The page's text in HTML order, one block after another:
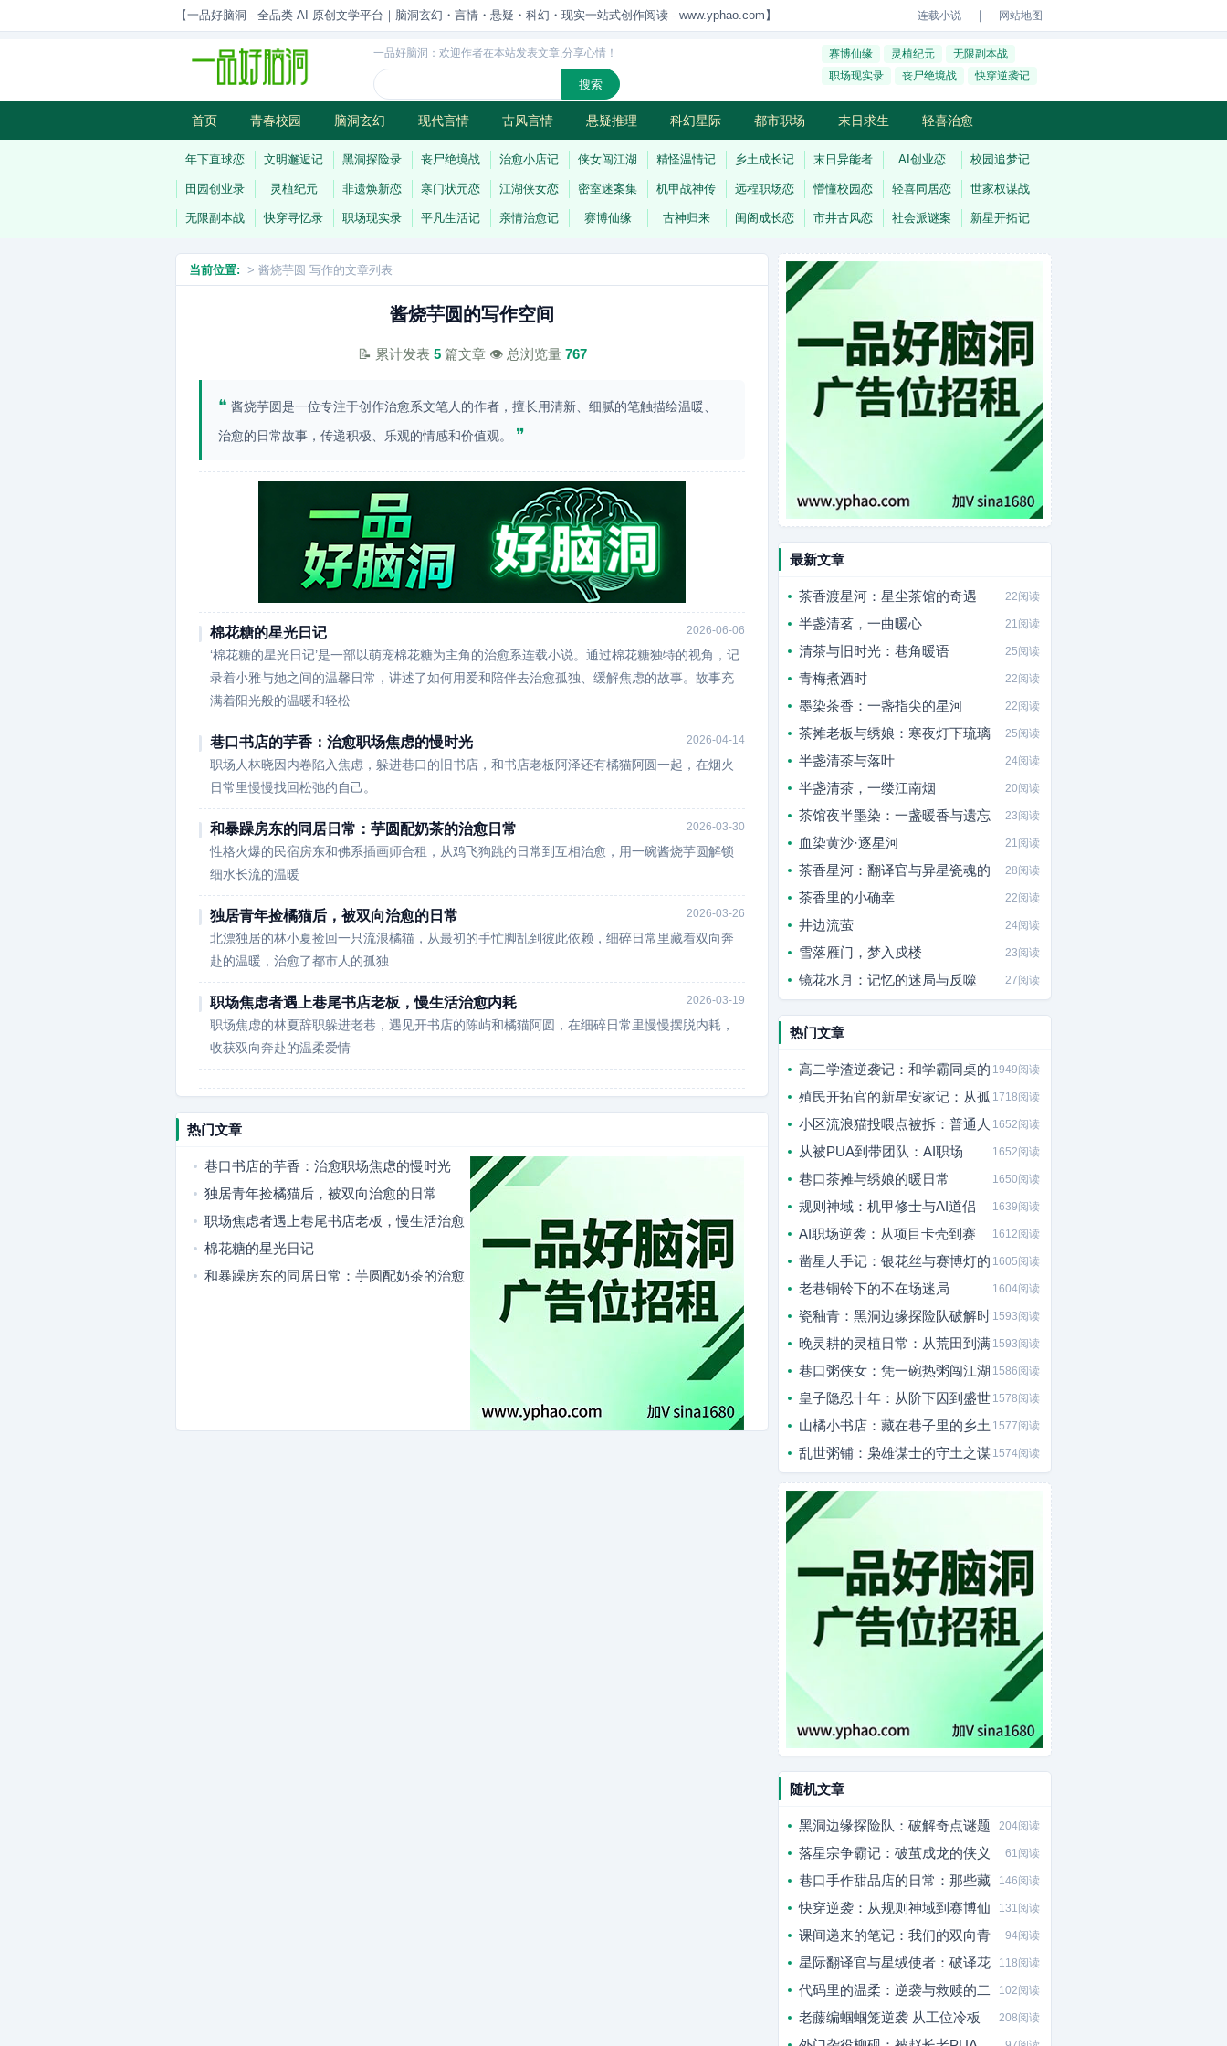
【一品好脑洞 - 全品类 AI 原创文学平台｜脑洞玄幻・言情・悬疑・科幻・现实一站式创作阅读 - www.yphao.com】 连载小说 ｜ 网站地图
一品好脑洞：欢迎作者在本站发表文章,分享心情！ 赛博仙缘 灵植纪元
无限副本战
职场现实录
丧尸绝境战 快穿逆袭记
首页 青春校园 脑洞玄幻 现代言情 古风言情 悬疑推理 科幻星际 都市职场 末日求生 轻喜治愈
历史权谋 武侠江湖 灵异志怪 连载
年下直球恋 文明邂逅记 黑洞探险录 丧尸绝境战 治愈小店记 侠女闯江湖 精怪温情记 乡土成长记 末日异能者 AI创业恋 校园追梦记
田园创业录 灵植纪元 非遗焕新恋 寒门状元恋 江湖侠女恋 密室迷案集 机甲战神传 远程职场恋 懵懂校园恋 轻喜同居恋 世家权谋战
无限副本战 快穿寻忆录 职场现实录 平凡生活记 亲情治愈记 赛博仙缘 古神归来 闺阁成长恋 市井古风恋 社会派谜案 新星开拓记
当前位置: > 酱烧芋圆 写作的文章列表
酱烧芋圆的写作空间
📝 累计发表 5篇文章 👁️ 总浏览量 767
❝ 酱烧芋圆是一位专注于创作治愈系文笔人的作者，擅长用清新、细腻的笔触描绘温暖、
治愈的日常故事，传递积极、乐观的情感和价值观。
❞
棉花糖的星光日记 2026-06-06
‘棉花糖的星光日记’是一部以萌宠棉花糖为主角的治愈系连载小说。通过棉花糖独特的视角，记
录着小雅与她之间的温馨日常，讲述了如何用爱和陪伴去治愈孤独、缓解焦虑的故事。故事充
满着阳光般的温暖和轻松
巷口书店的芋香：治愈职场焦虑的慢时光 2026-04-14
职场人林晓因内卷陷入焦虑，躲进巷口的旧书店，和书店老板阿泽还有橘猫阿圆一起，在烟火
日常里慢慢找回松弛的自己。
和暴躁房东的同居日常：芋圆配奶茶的治愈日常 2026-03-30
性格火爆的民宿房东和佛系插画师合租，从鸡飞狗跳的日常到互相治愈，用一碗酱烧芋圆解锁
细水长流的温暖
独居青年捡橘猫后，被双向治愈的日常 2026-03-26
北漂独居的林小夏捡回一只流浪橘猫，从最初的手忙脚乱到彼此依赖，细碎日常里藏着双向奔
赴的温暖，治愈了都市人的孤独
职场焦虑者遇上巷尾书店老板，慢生活治愈内耗 2026-03-19
职场焦虑的林夏辞职躲进老巷，遇见开书店的陈屿和橘猫阿圆，在细碎日常里慢慢摆脱内耗，
收获双向奔赴的温柔爱情
热门文章
巷口书店的芋香：治愈职场焦虑的慢时光
独居青年捡橘猫后，被双向治愈的日常
职场焦虑者遇上巷尾书店老板，慢生活治愈
内耗
棉花糖的星光日记
和暴躁房东的同居日常：芋圆配奶茶的治愈
最新文章
茶香渡星河：星尘茶馆的奇遇 22阅读
半盏清茗，一曲暖心 21阅读
清茶与旧时光：巷角暖语 25阅读
青梅煮酒时 22阅读
墨染茶香：一盏指尖的星河 22阅读
茶摊老板与绣娘：寒夜灯下琉璃 25阅读
半盏清茶与落叶 24阅读
半盏清茶，一缕江南烟 20阅读
茶馆夜半墨染：一盏暖香与遗忘 23阅读
血染黄沙·逐星河 21阅读
茶香星河：翻译官与异星瓷魂的 28阅读
茶香里的小确幸 22阅读
井边流萤 24阅读
雪落雁门，梦入戍楼 23阅读
镜花水月：记忆的迷局与反噬 27阅读
热门文章
高二学渣逆袭记：和学霸同桌的 1949阅读
殖民开拓官的新星安家记：从孤 1718阅读
小区流浪猫投喂点被拆：普通人 1652阅读
从被PUA到带团队：AI职场 1652阅读
巷口茶摊与绣娘的暖日常 1650阅读
规则神域：机甲修士与AI道侣 1639阅读
AI职场逆袭：从项目卡壳到赛 1612阅读
凿星人手记：银花丝与赛博灯的 1605阅读
老巷铜铃下的不在场迷局 1604阅读
瓷釉青：黑洞边缘探险队破解时 1593阅读
晚灵耕的灵植日常：从荒田到满 1593阅读
巷口粥侠女：凭一碗热粥闯江湖 1586阅读
皇子隐忍十年：从阶下囚到盛世 1578阅读
山橘小书店：藏在巷子里的乡土 1577阅读
乱世粥铺：枭雄谋士的守土之谋 1574阅读
随机文章
黑洞边缘探险队：破解奇点谜题 204阅读
落星宗争霸记：破茧成龙的侠义 61阅读
巷口手作甜品店的日常：那些藏 146阅读
快穿逆袭：从规则神域到赛博仙 131阅读
课间递来的笔记：我们的双向青 94阅读
星际翻译官与星绒使者：破译花 118阅读
代码里的温柔：逆袭与救赎的二 102阅读
老藤编蝈蝈笼逆袭 从工位冷板 208阅读